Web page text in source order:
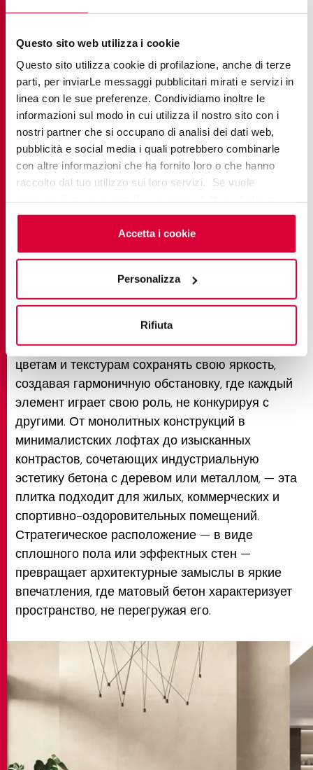
Questo sito web utilizza i cookie
Questo sito utilizza cookie di profilazione, anche di terze
parti, per inviarLe messaggi pubblicitari mirati e servizi in
linea con le sue preferenze. Condividiamo inoltre le
informazioni sul modo in cui utilizza il nostro sito con i
nostri partner che si occupano di analisi dei dati web,
pubblicità e social media i quali potrebbero combinarle
con altre informazioni che ha fornito loro o che hanno
raccolto dal tuo utilizzo sui loro servizi. Se vuole
cookieclicchi qui. Il consenso può essere espresso
cliccando sul tasto “Accetta i cookie”. Se non vuole i
cookie di profilazione può negare il consenso sul tasto
Accetta i cookie
Personalizza
Rifiuta
Непористая гигиеническая поверхность,
препятствующая размножению бактерий
Создание впечатляющих
интерьеров с помощью
матовой бетонной плитки
Матовая плитка с эффектом бетона обладает
помещений благодаря взаимодействию со
светом. При естественном освещении эти
поверхности с эффектом бетона раскрывают
нежные теплые оттенки, которые смягчают
индустриальные пространства, а искусственное
освещение подчеркивает их современный
характер. Отсутствие бликов в керамограните с
эффектом бетона позволяет окружающим
цветам и текстурам сохранять свою яркость,
создавая гармоничную обстановку, где каждый
элемент играет свою роль, не конкурируя с
другими. От монолитных конструкций в
минималистских лофтах до изысканных
контрастов, сочетающих индустриальную
эстетику бетона с деревом или металлом, — эта
плитка подходит для жилых, коммерческих и
спортивно-оздоровительных помещений.
Стратегическое расположение — в виде
сплошного пола или эффектных стен —
превращает архитектурные замыслы в яркие
впечатления, где матовый бетон характеризует
пространство, не перегружая его.